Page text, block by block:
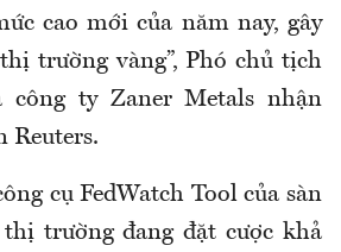
cao mới của năm nay, gây
trường vàng”, Phó chủ tịch
công ty Zaner Metals nhận
Reuters.
cụ FedWatch Tool của sàn
trường đang đặt cược khả